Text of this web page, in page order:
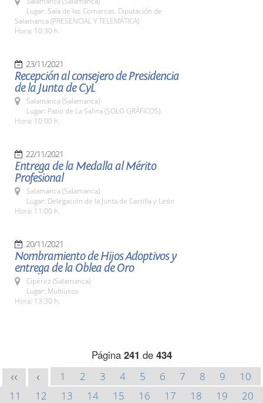
Lugar: Sala de las Comarcas. Diputación de
Salamanca (PRESENCIAL Y TELEMÁTICA)
Hora: 10:30 h.
23/11/2021
Recepción al consejero de Presidencia
de la Junta de CyL
Salamanca (Salamanca)
Lugar: Patio de La Salina (SOLO GRÁFICOS)
Hora: 10:00 h.
22/11/2021
Entrega de la Medalla al Mérito
Profesional
Salamanca (Salamanca)
Lugar: Delegación de la Junta de Castilla y León
Hora: 11:00 h.
20/11/2021
Nombramiento de Hijos Adoptivos y
entrega de la Oblea de Oro
Cipérez (Salamanca)
Lugar: Multiusos
Hora: 13:30 h.
Página 241 de 434
<< < 1 2 3 4 5 6 7 8 9
10
11
12 13 14 15 16 17 18 19
20